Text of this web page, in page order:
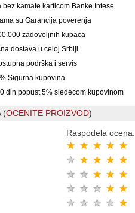
bez kamate karticom Banke Intese
su Garancija poverenja
zadovoljnih kupaca
dostava u celoj Srbiji
podrška i servis
Sigurna kupovina
din popust 5% sledecom kupovinom
(OCENITE PROIZVOD)
Raspodela ocena:
★
★
★
★
★
★
★
★
★
★
★
★
★
★
★
★
★
★
★
★
★
★
★
★
★